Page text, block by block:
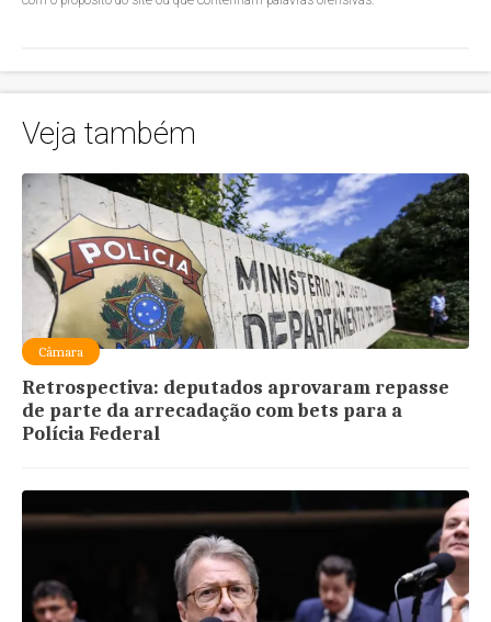
Veja também
Câmara
Retrospectiva: deputados aprovaram repasse
de parte da arrecadação com bets para a
Polícia Federal